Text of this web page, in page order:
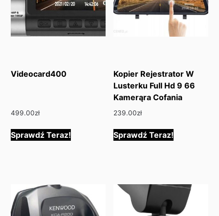
Videocard400
499.00zł
Sprawdź Teraz!
Kopier Rejestrator W
Lusterku Full Hd 9 66
Kamerąra Cofania
239.00zł
Sprawdź Teraz!